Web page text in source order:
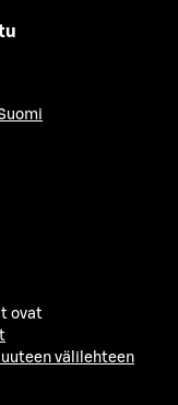
ovat
välilehteen